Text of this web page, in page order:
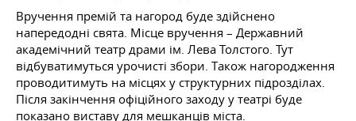
Вручення премій та нагород буде здійснено
напередодні свята. Місце вручення – Державний
академічний театр драми ім. Лева Толстого. Тут
відбуватимуться урочисті збори. Також нагородження
проводитимуть на місцях у структурних підрозділах.
Після закінчення офіційного заходу у театрі буде
показано виставу для мешканців міста.